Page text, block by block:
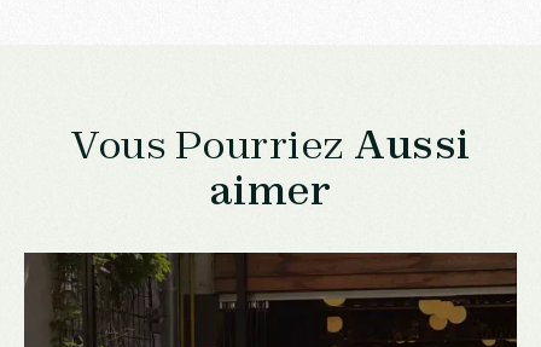
Vous Pourriez Aussi
aimer